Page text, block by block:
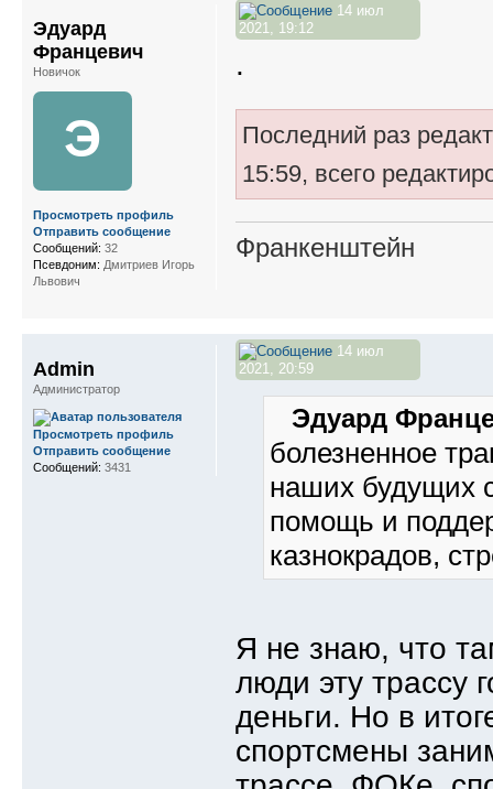
14 июл
2021, 19:12
.
Последний раз
15:59, всего
Франкенштейн
Эдуард
Францевич
Новичок
Э
Просмотреть профиль
Отправить сообщение
Сообщений: 32
Псевдоним: Дмитриев Игорь
Львович
14 июл
2021, 20:59
Эдуард
болезненное
наших будущих
помощь и
казнокрадов,
Я не знаю, что
люди эту трассу
деньги. Но в
спортсмены
Admin
Администратор
Просмотреть профиль
Отправить сообщение
Сообщений: 3431